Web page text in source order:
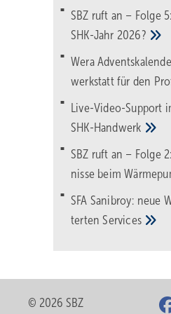
SBZ ruft an – Folge
SHK-Jahr 2026?
Wera
werk­statt für den
Live-Video-Support
SHK-Handwerk
SBZ ruft an – Folge
nisse beim
SFA Sanibroy: neue
tertenServices
© 2026 SBZ